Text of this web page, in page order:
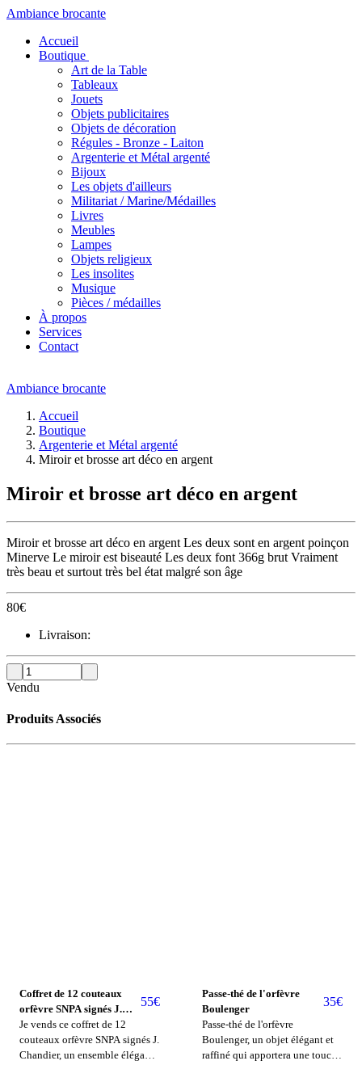
Ambiance brocante
Accueil
Boutique
Art de la Table
Tableaux
Jouets
Objets publicitaires
Objets de décoration
Régules - Bronze - Laiton
Argenterie et Métal argenté
Bijoux
Les objets d'ailleurs
Militariat / Marine/Médailles
Livres
Meubles
Lampes
Objets religieux
Les insolites
Musique
Pièces / médailles
À propos
Services
Contact
Ambiance brocante
Accueil
Boutique
Argenterie et Métal argenté
Miroir et brosse art déco en argent
Miroir et brosse art déco en argent
Miroir et brosse art déco en argent Les deux sont en argent poinçon
Minerve Le miroir est biseauté Les deux font 366g brut Vraiment
très beau et surtout très bel état malgré son âge
80€
Livraison:
Vendu
Produits Associés
Coffret de 12 couteaux
orfèvre SNPA signés J.
Chandier
55€
Je vends ce coffret de 12
couteaux orfèvre SNPA signés J.
Chandier, un ensemble élégant
Passe-thé de l'orfèvre
Boulenger
35€
Passe-thé de l'orfèvre
Boulenger, un objet élégant et
raffiné qui apportera une touche